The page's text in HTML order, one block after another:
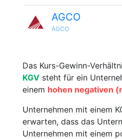
AGCO
AGCO
Das Kurs-Gewinn-
KGV steht für ein
einem hohen negativen
Unternehmen mit einem
erwarten, dass das
Unternehmen mit einem